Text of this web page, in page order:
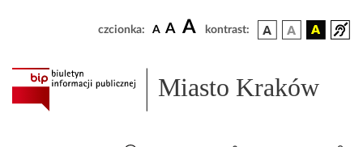
czcionka: A A A kontrast:
Miasto Kraków